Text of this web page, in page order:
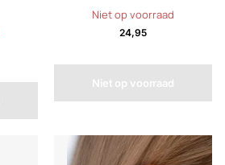
Niet op voorraad
24,95
Niet op voorraad